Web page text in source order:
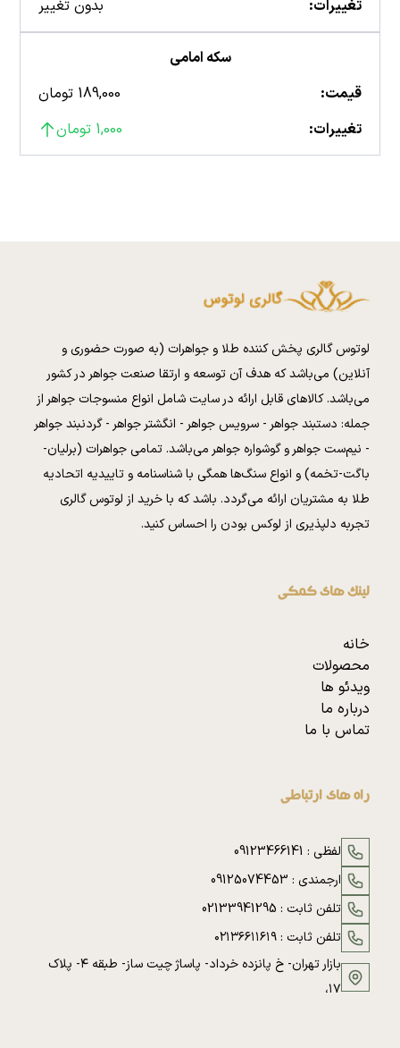
تغییرات:
بدون تغییر
سکه امامی
قیمت:
189,000 تومان
تغییرات:
1,000 تومان
لوتوس گالری پخش کننده طلا و جواهرات (به صورت حضوری و
آنلاین) می‌باشد که هدف آن توسعه و ارتقا صنعت جواهر در کشور
می‌باشد. کالا‌های قابل ارائه در سایت شامل انواع منسوجات جواهر از
جمله: دستبند جواهر - سرویس جواهر - انگشتر جواهر - گردنبند جواهر
- نیم‌ست جواهر و گوشواره جواهر می‌باشد. تمامی جواهرات (برلیان-
باگت-تخمه) و انواع سنگ‌ها همگی با شناسنامه و تاییدیه اتحادیه
طلا به مشتریان ارائه می‌گردد. باشد که با خرید از لوتوس گالری
تجربه دلپذیری از لوکس بودن را احساس کنید.
لینک های کمکی
خانه
محصولات
ویدئو ها
درباره ما
تماس با ما
راه های ارتباطی
لفظی : 09123466141
ارجمندی : 09125074453
تلفن ثابت : 02133941295
تلفن ثابت :۰۲۱۳۶۶۱۱۶۱۹
بازار تهران- خ پانزده خرداد- پاساژ چیت ساز- طبقه ۴- پلاک
۱۷،